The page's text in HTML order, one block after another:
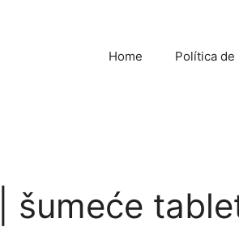
Home Política de
šumeće